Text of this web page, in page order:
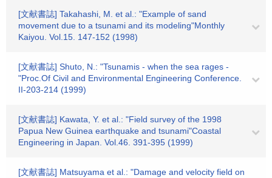
[文献書誌] Takahashi, M. et al.: "Example of sand
movement due to a tsunami and its modeling"Monthly
Kaiyou. Vol.15. 147-152 (1998)
[文献書誌] Shuto, N.: "Tsunamis - when the sea rages -
"Proc.Of Civil and Environmental Engineering Conference.
II-203-214 (1999)
[文献書誌] Kawata, Y. et al.: "Field survey of the 1998
Papua New Guinea earthquake and tsunami"Coastal
Engineering in Japan. Vol.46. 391-395 (1999)
[文献書誌] Matsuyama et al.: "Damage and velocity field on